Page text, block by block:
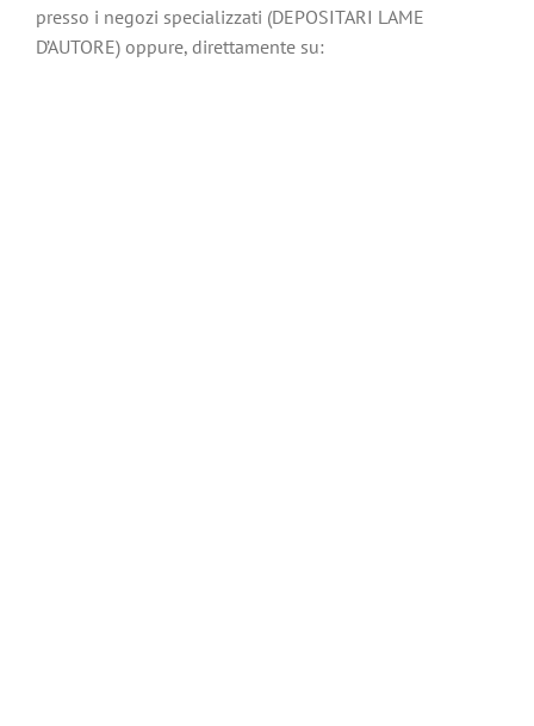
presso i negozi specializzati (DEPOSITARI LAME
D’AUTORE) oppure, direttamente su: